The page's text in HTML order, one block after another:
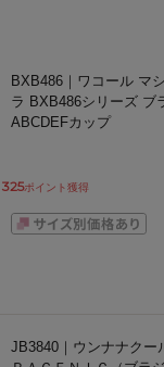
BXB486｜ワコール マ
ラ BXB486シリーズ ブ
ABCDEFカップ
325ポイント獲得
JB3840｜ウンナナクー